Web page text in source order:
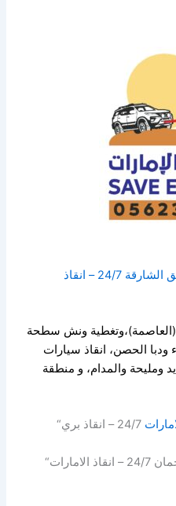
”ونش انقاذ سيارات سطحة مناطق الشارقة 24/7 – انقاذ
ونش سطحة
الحصن، انقاذ سيارات
والمدام، و منطقة
24/7 – انقاذ بري“